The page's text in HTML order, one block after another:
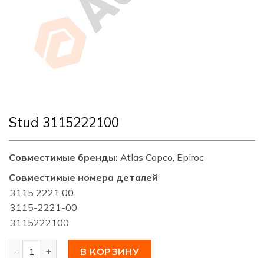
Stud 3115222100
Совместимые бренды: Atlas Copco, Epiroc
Совместимые номера деталей
3115 2221 00
3115-2221-00
3115222100
В КОРЗИНУ